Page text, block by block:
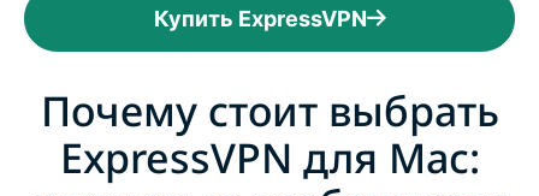
Купить ExpressVPN
Почему стоит выбрать
ExpressVPN для Mac: